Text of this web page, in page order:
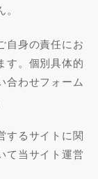
自身の責任にお
す。個別具体的
合わせフォーム
するサイトに関
て当サイト運営